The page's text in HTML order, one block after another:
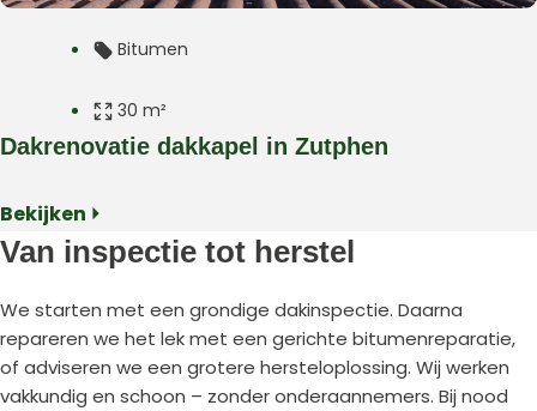
Bitumen
30 m²
Dakrenovatie dakkapel in Zutphen
Bekijken ⏵
Van inspectie tot herstel
We starten met een grondige dakinspectie. Daarna
repareren we het lek met een gerichte bitumenreparatie,
of adviseren we een grotere hersteloplossing. Wij werken
vakkundig en schoon – zonder onderaannemers. Bij nood